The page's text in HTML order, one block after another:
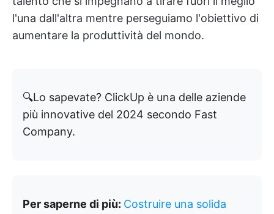
l'una dall'altra mentre perseguiamo l'obiettivo di
aumentare la produttività del mondo.
🔍Lo sapevate? ClickUp è una delle aziende
più innovative del 2024 secondo Fast
Company.
Per saperne di più: Costruire una solida